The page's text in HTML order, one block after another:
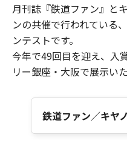
月刊誌『鉄道ファン』と
ンの共催で行われている
ンテストです。
今年で49回目を迎え、入
リー銀座・大阪で展示いた
鉄道ファン／キヤ